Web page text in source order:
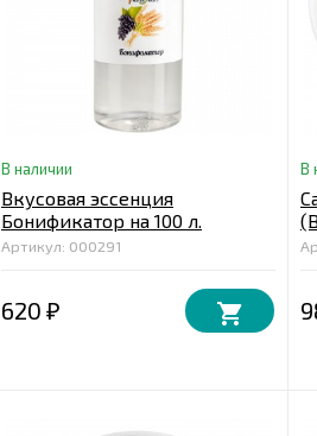
В наличии
Вкусовая эссенция
Бонификатор на 100 л.
Артикул: 000291
620 ₽
В